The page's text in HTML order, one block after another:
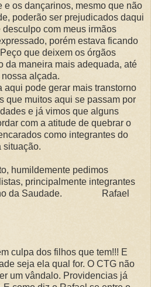
e os dançarinos, mesmo que não
poderão ser prejudicados daqui
com meus irmãos
porém estava ficando
que deixem os órgãos
da maneira mais adequada, até
alçada.
aqui pode gerar mais transtorno
que muitos aqui se passam por
e já vimos que alguns
com a atitude de quebrar o
como integrantes do
situação.
humildemente pedimos
principalmente integrantes
da Saudade. Rafael
culpa dos filhos que tem!!! E
seja ela qual for. O CTG não
um vândalo. Providencias já